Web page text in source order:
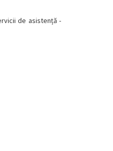
de asistență -